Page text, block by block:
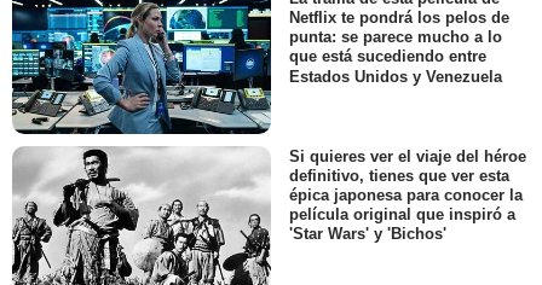
Netflix te pondrá los pelos de
punta: se parece mucho a lo
que está sucediendo entre
Estados Unidos y Venezuela
Si quieres ver el viaje del héroe
definitivo, tienes que ver esta
épica japonesa para conocer la
película original que inspiró a
'Star Wars' y 'Bichos'